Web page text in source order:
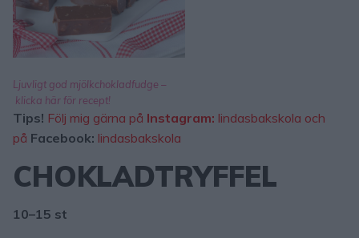
Ljuvligt god mjölkchokladfudge –
klicka här för recept!
Tips! Följ mig gärna på Instagram: lindasbakskola och
på Facebook: lindasbakskola
CHOKLADTRYFFEL
10–15 st